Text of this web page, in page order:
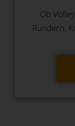
Ob
Rundern.